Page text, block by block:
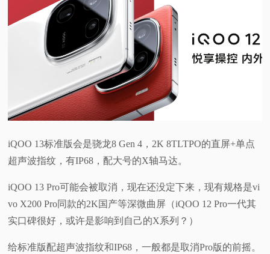
iQOO 13标准版会是骁龙8 Gen 4，2K 8TLTPO的直屏+单点
超声波指纹，有IP68，配大号的X轴马达。
iQOO 13 Pro可能会被取消，现在还没定下来，现有规格是vi
vo X200 Pro同款的2K国产等深微曲屏（iQOO 12 Pro一代其
实口碑很好，或许是影响到自己的X系列？）
给标准版配超声波指纹和IP68，一般都是取消Pro版的前摇。